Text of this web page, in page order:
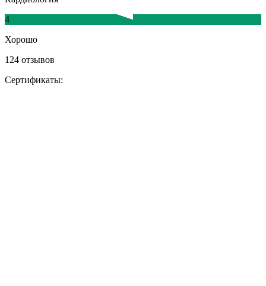
4
Хорошо
124 отзывов
Сертификаты: